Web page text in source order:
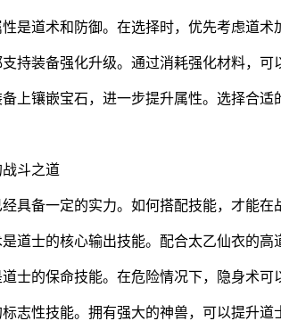
是道术和防御。在选择时，优先考虑道
持装备强化升级。通过消耗强化材料，
上镶嵌宝石，进一步提升属性。选择合
斗之道
具备一定的实力。如何搭配技能，才能在
道士的核心输出技能。配合太乙仙衣的高
士的保命技能。在危险情况下，隐身术
志性技能。拥有强大的神兽，可以提升